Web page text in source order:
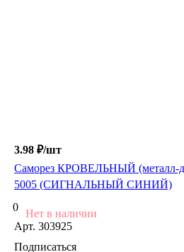
3.98 ₽/шт
Саморез КРОВЕЛЬНЫЙ (металл-
5005 (СИГНАЛЬНЫЙ СИНИЙ)
0
Нет в наличии
Арт. 303925
Подписаться